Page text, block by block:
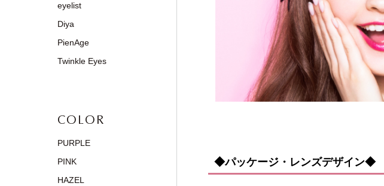
◆パッケージ・レンズデザイン◆
eyelist
Diya
PienAge
Twinkle Eyes
COLOR
PURPLE
PINK
HAZEL